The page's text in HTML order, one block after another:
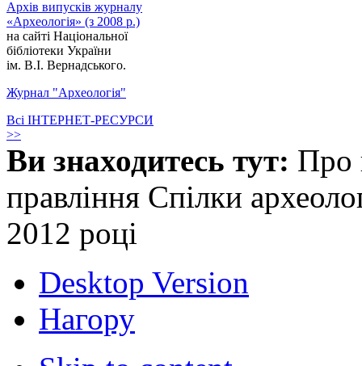
Архів випусків журналу
«Археологія» (з 2008 р.)
на сайті Національної
бібліотеки України
ім. В.І. Вернадського.
Журнал "Археологія"
Всі ІНТЕРНЕТ-РЕСУРСИ
>>
Ви знаходитесь тут: Про
правління Спілки
2012 році
Desktop Version
Нагору